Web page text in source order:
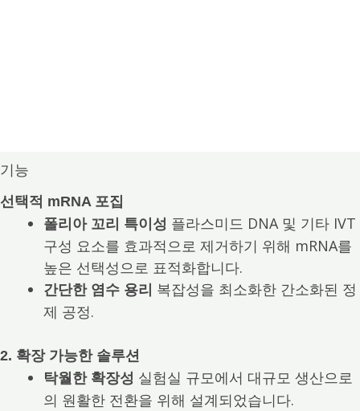
기능
선택적 mRNA 포집
폴리아 꼬리 특이성 플라스미드 DNA 및 기타 IVT
구성 요소를 효과적으로 제거하기 위해 mRNA를
높은 선택성으로 표적화합니다.
간단한 염수 용리 복잡성을 최소화한 간소화된 정
제 공정.
2. 확장 가능한 솔루션
탁월한 확장성 실험실 규모에서 대규모 생산으로
의 원활한 전환을 위해 설계되었습니다.